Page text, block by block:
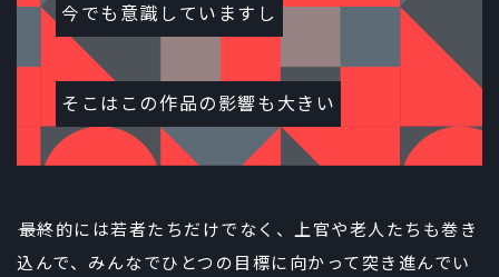
今でも意識していますし
そこはこの作品の影響も大きい
――最終的には若者たちだけでなく、上官や老人たちも巻き
込んで、みんなでひとつの目標に向かって突き進んでい